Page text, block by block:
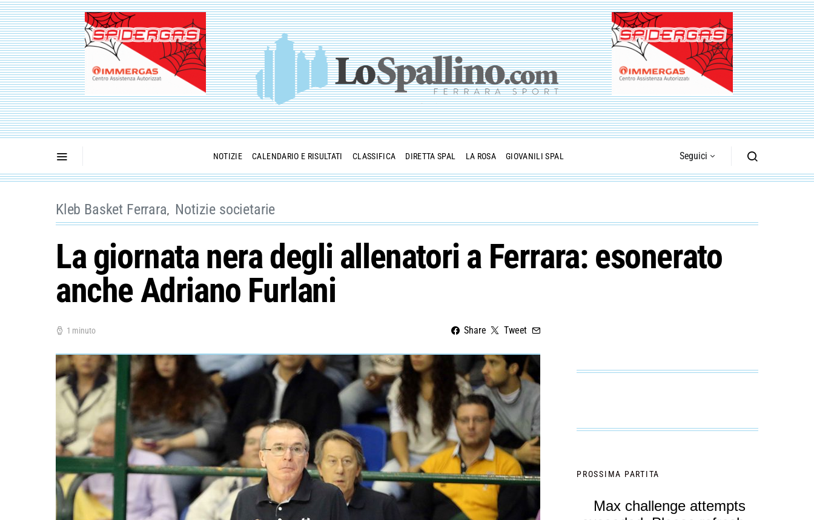
NOTIZIE CALENDARIO E RISULTATI CLASSIFICA DIRETTA SPAL LA ROSA GIOVANILI SPAL Seguici
Kleb Basket Ferrara Notizie societarie
La giornata nera degli allenatori a Ferrara: esonerato
anche Adriano Furlani
1 minuto Share Tweet
PROSSIMA PARTITA